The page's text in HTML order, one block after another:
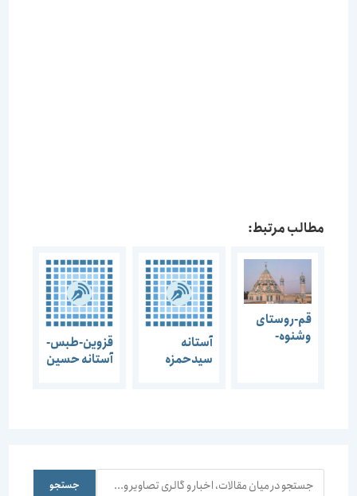
مطالب مرتبط:
قم-روستای
وشنوه-
آستانه
سیدحمزه
قزوین-طبس-
آستانه حسین
جستجو جستجو